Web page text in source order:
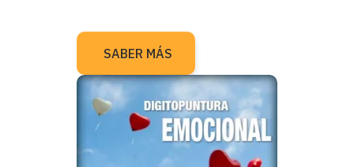
SABER MÁS